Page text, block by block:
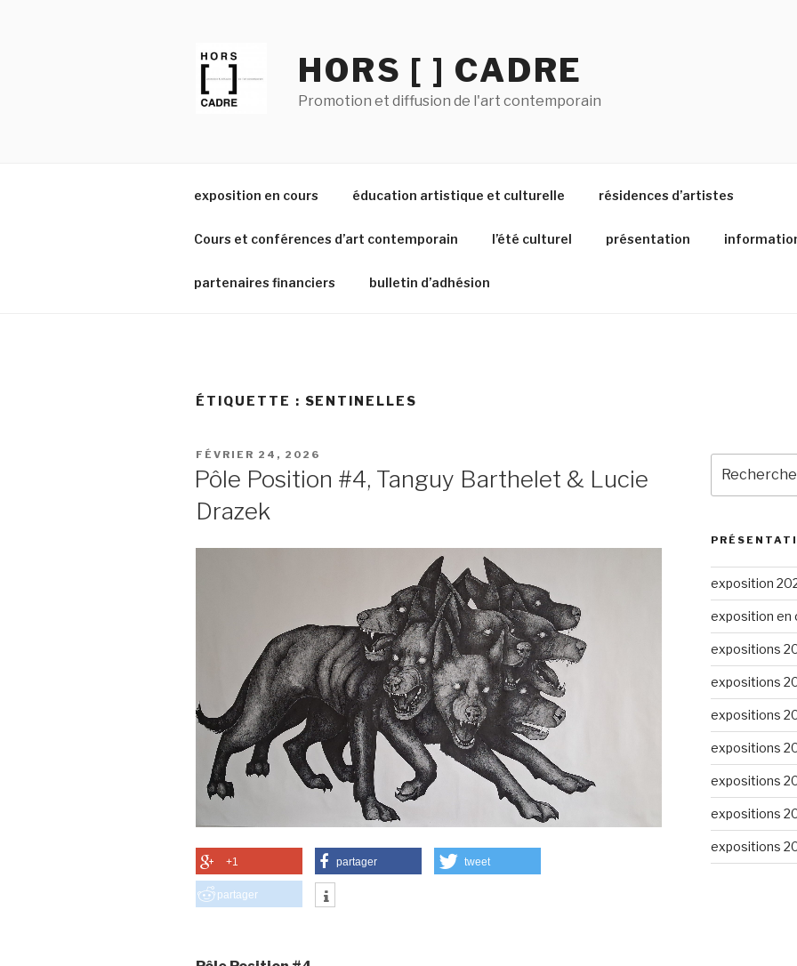
HORS [ ] CADRE
Promotion et diffusion de l'art contemporain
exposition en cours éducation artistique et culturelle résidences d’artistes
Cours et conférences d’art contemporain l’été culturel présentation
partenaires financiers bulletin d’adhésion
ÉTIQUETTE : SENTINELLES
PUBLIÉ
FÉVRIER 24, 2026
Pôle Position #4, Tanguy Barthelet & Lucie
Drazek
+1 partager tweet
partager
pour
:
exposition
exposition en
expositions
expositions
expositions
expositions
expositions
expositions
expositions